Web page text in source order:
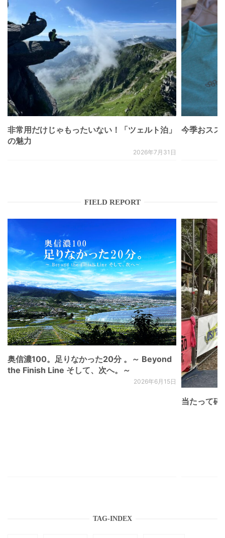
非常用だけじゃもったいない！「ツェルト泊」
の魅力
2026年7月31日
今季おスス
FIELD REPORT
奥信濃100。足りなかった20分 。～ Beyond
the Finish Line そして、次へ。～
2026年6月15日
当たって砕
TAG-INDEX